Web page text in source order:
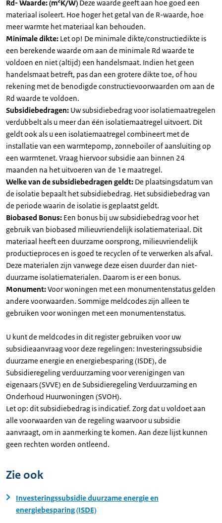
Rd- Waarde: (m K/W) Deze waarde geeft aan hoe goed een
materiaal isoleert. Hoe hoger het getal van de R-waarde, hoe
meer warmte het materiaal kan behouden.
Minimale dikte: Let op! De minimale dikte/constructiedikte is
een berekende waarde om aan de minimale Rd waarde te
voldoen en niet (altijd) een handelsmaat. Indien het geen
handelsmaat betreft, pas dan een grotere dikte toe, of hou
rekening met de benodigde constructievoorwaarden om aan de
Rd waarde te voldoen.
Subsidiebedragen: Uw subsidiebedrag voor isolatiemaatregelen
verdubbelt als u meer dan één isolatiemaatregel uitvoert. Dit
geldt ook als u een isolatiemaatregel combineert met de
installatie van een warmtepomp, zonneboiler of aansluiting op
een warmtenet. Vraag hiervoor subsidie aan binnen 24
maanden na het uitvoeren van de 1e maatregel.
Welke van de subsidiebedragen geldt: De plaatsingsdatum van
de isolatie bepaalt het subsidiebedrag. Het subsidiebedrag van
de periode waarin de isolatie is geplaatst geldt.
Biobased Bonus: Een bonus bij uw subsidiebedrag voor het
gebruik van biobased milieuvriendelijk isolatiemateriaal. Dit
materiaal heeft een duurzame oorsprong, milieuvriendelijk
productieproces en is goed te recyclen of te verwerken als afval.
Deze materialen zijn vanwege deze eisen duurder dan niet-
duurzame isolatiematerialen. Daarom is er een bonus.
Monument:Voor woningen met een monumentenstatus gelden
andere voorwaarden. Sommige meldcodes zijn alleen te
gebruiken voor woningen met een monumentenstatus.
U kunt de meldcodes in dit register gebruiken voor uw
subsidieaanvraag voor deze regelingen: Investeringssubsidie
duurzame energie en energiebesparing (ISDE), de
Subsidieregeling verduurzaming voor verenigingen van
eigenaars (SVVE) en de Subsidieregeling Verduurzaming en
Onderhoud Huurwoningen (SVOH).
Let op: dit subsidiebedrag is indicatief. Zorg dat u voldoet aan
alle voorwaarden van de regeling waarvoor u subsidie
aanvraagt, om in aanmerking te komen. Aan deze lijst kunnen
geen rechten worden ontleend.
Zie ook
Investeringssubsidie duurzame energie en
energiebesparing (ISDE)